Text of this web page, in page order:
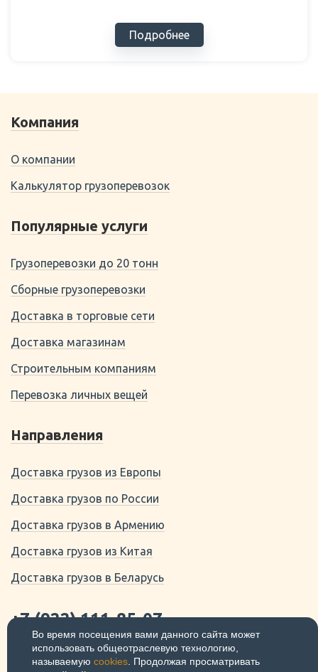
Подробнее
Компания
О компании
Калькулятор грузоперевозок
Популярные услуги
Грузоперевозки до 20 тонн
Сборные грузоперевозки
Доставка в торговые сети
Доставка магазинам
Строительным компаниям
Перевозка личных вещей
Направления
Доставка грузов из Европы
Доставка грузов по России
Доставка грузов в Армению
Доставка грузов из Китая
Доставка грузов в Беларусь
+7 (922) 111-85-07
620141 Свердловская область,
Екатеринбург, ул. Луначарского, 31
Во время посещения вами данного сайта может
использовать общеотраслевую технологию,
называемую cookies . Продолжая просматривать